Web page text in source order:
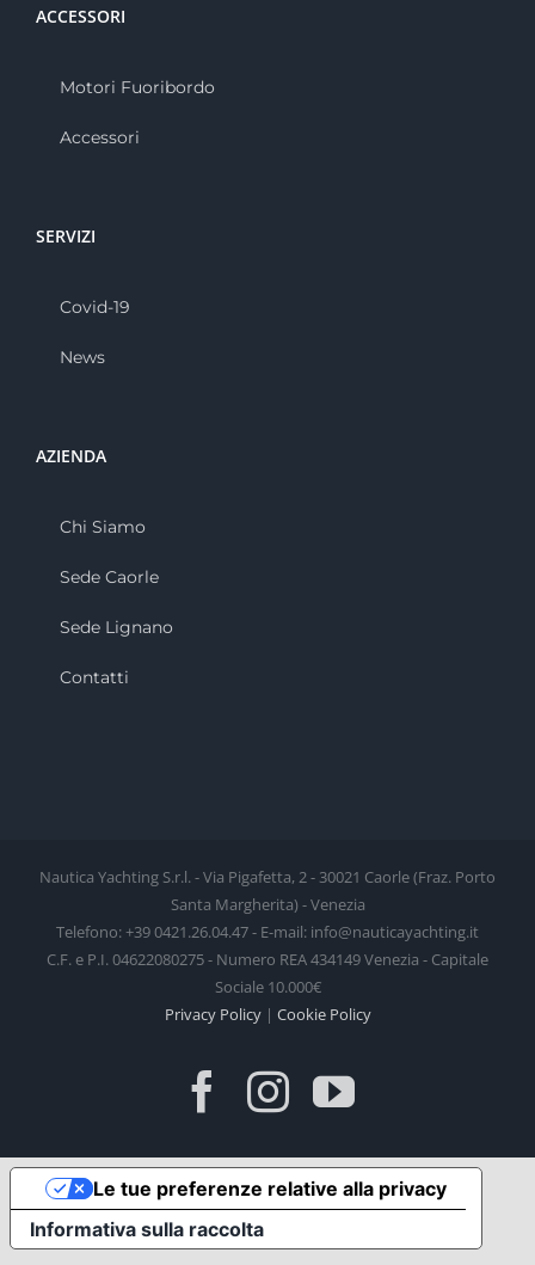
ACCESSORI
Motori Fuoribordo
Accessori
SERVIZI
Covid-19
News
AZIENDA
Chi Siamo
Sede Caorle
Sede Lignano
Contatti
Nautica Yachting S.r.l. - Via Pigafetta, 2 - 30021 Caorle (Fraz. Porto
Santa Margherita) - Venezia
Telefono: +39 0421.26.04.47 - E-mail: info@nauticayachting.it
C.F. e P.I. 04622080275 - Numero REA 434149 Venezia - Capitale
Sociale 10.000€
Privacy Policy| Cookie Policy
Facebook
Instagram
YouTube
Informativa sulla raccolta
Le tue preferenze relative alla privacy